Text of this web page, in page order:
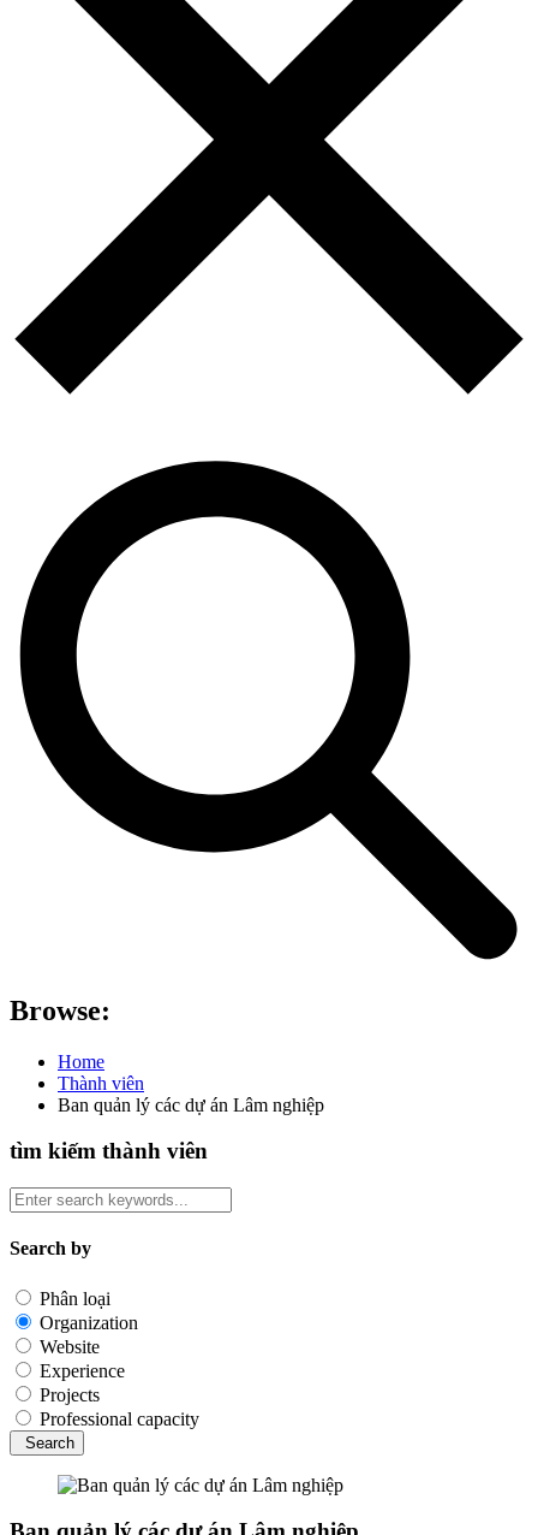
Browse:
Home
Thành viên
Ban quản lý các dự án Lâm nghiệp
tìm kiếm thành viên
Search by
Phân loại
Organization
Website
Experience
Projects
Professional capacity
Search